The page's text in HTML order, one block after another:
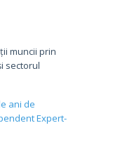
muncii prin
sectorul
ani de
Expert-